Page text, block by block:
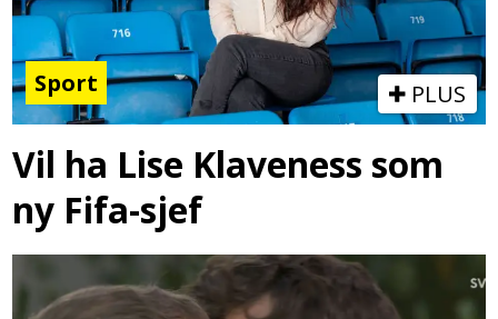
Sport PLUS
Vil ha Lise Klaveness som
ny Fifa-sjef